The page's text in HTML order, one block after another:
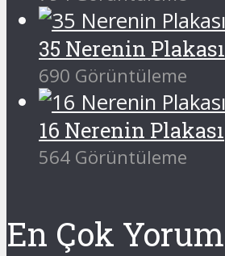
35 Nerenin Plakası
690 Görüntüleme
16 Nerenin Plakası
564 Görüntüleme
En Çok Yorum